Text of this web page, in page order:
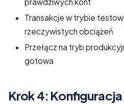
Transakcje w trybie
rzeczywistych obciążeń
Przełącz na tryb
gotowa
Krok 4: Konfiguracja